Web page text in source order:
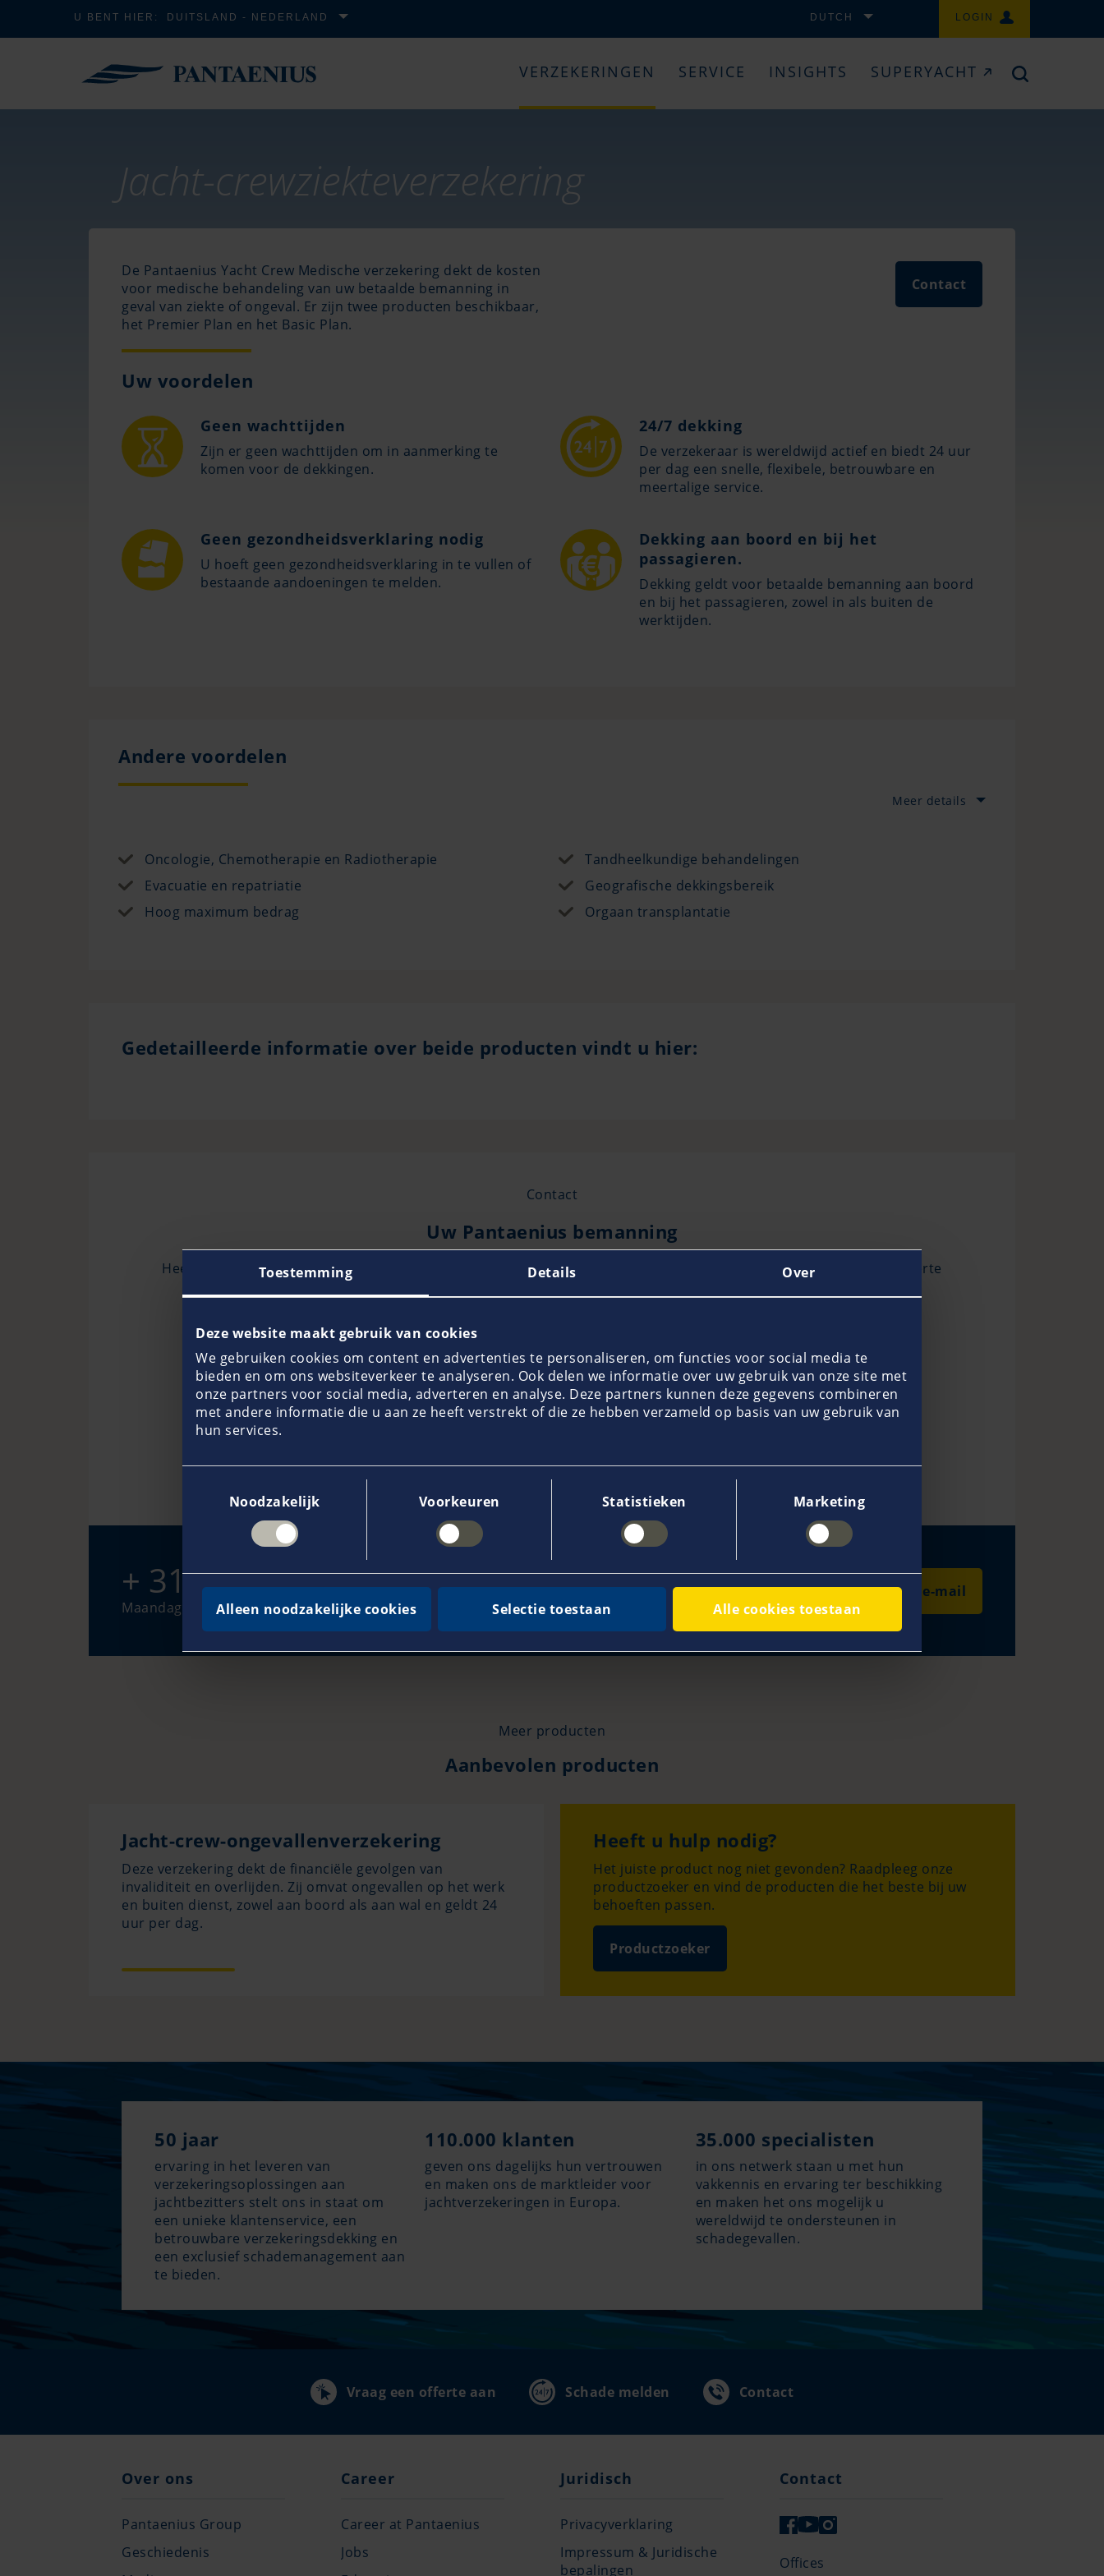
Toestemming Details Over
Deze website maakt gebruik van cookies
We gebruiken cookies om content en advertenties te personaliseren, om functies voor social media te
bieden en om ons websiteverkeer te analyseren. Ook delen we informatie over uw gebruik van onze site met
onze partners voor social media, adverteren en analyse. Deze partners kunnen deze gegevens combineren
met andere informatie die u aan ze heeft verstrekt of die ze hebben verzameld op basis van uw gebruik van
hun services.
Noodzakelijk Voorkeuren Statistieken Marketing
Alleen noodzakelijke cookies Selectie toestaan Alle cookies toestaan
U BENT HIER: DUITSLAND - NEDERLAND DUTCH LOGIN
VERZEKERINGEN SERVICE INSIGHTS SUPERYACHT
Jacht-crewziekteverzekering
De Pantaenius Yacht Crew Medische verzekering dekt de kosten
voor medische behandeling van uw betaalde bemanning in
geval van ziekte of ongeval. Er zijn twee producten beschikbaar,
het Premier Plan en het Basic Plan.
Contact
Uw voordelen
Geen wachttijden
Zijn er geen wachttijden om in aanmerking te
komen voor de dekkingen.
24/7 dekking
De verzekeraar is wereldwijd actief en biedt 24 uur
per dag een snelle, flexibele, betrouwbare en
meertalige service.
Geen gezondheidsverklaring nodig
U hoeft geen gezondheidsverklaring in te vullen of
bestaande aandoeningen te melden.
Dekking aan boord en bij het
passagieren.
Dekking geldt voor betaalde bemanning aan boord
en bij het passagieren, zowel in als buiten de
werktijden.
Andere voordelen
Meer details
Oncologie, Chemotherapie en Radiotherapie
Evacuatie en repatriatie
Hoog maximum bedrag
Tandheelkundige behandelingen
Geografische dekkingsbereik
Orgaan transplantatie
Gedetailleerde informatie over beide producten vindt u hier:
Contact
Uw Pantaenius bemanning
Heeft u verder nog vragen? Onze medewerkers zullen u graag telefonisch adviseren. Het maakt niet uit of u een offerte
nodig heeft voor een jachtverzekering of meer informatie wenst over onze producten. We staan klaar voor u!
Ellen Hooning
+ 31 228 59 69 28
Maandag – vrijdag: tussen 8:00 uur en 18:00 uur
Stuur een e-mail
Meer producten
Aanbevolen producten
Jacht-crew-ongevallenverzekering
Deze verzekering dekt de financiële gevolgen van
invaliditeit en overlijden. Zij omvat ongevallen op het werk
en buiten dienst, zowel aan boord als aan wal en geldt 24
uur per dag.
Heeft u hulp nodig?
Het juiste product nog niet gevonden? Raadpleeg onze
productzoeker en vind de producten die het beste bij uw
behoeften passen.
Productzoeker
50 jaar
ervaring in het leveren van
verzekeringsoplossingen aan
jachtbezitters stelt ons in staat om
een unieke klantenservice, een
betrouwbare verzekeringsdekking en
een exclusief schademanagement aan
te bieden.
110.000 klanten
geven ons dagelijks hun vertrouwen
en maken ons de marktleider voor
jachtverzekeringen in Europa.
35.000 specialisten
in ons netwerk staan u met hun
vakkennis en ervaring ter beschikking
en maken het ons mogelijk u
wereldwijd te ondersteunen in
schadegevallen.
Vraag een offerte aan Schade melden Contact
Over ons
Pantaenius Group
Geschiedenis
Career
Career at Pantaenius
Jobs
Juridisch
Privacyverklaring
Impressum & Juridische
bepalingen
Contact
Offices